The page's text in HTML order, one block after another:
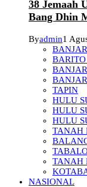
38 Jemaah
Bang Dhin
Byadmin1
BANJAR
TAPIN
HULU
HULU
HULU
TANAH
TANAH
NASIONAL